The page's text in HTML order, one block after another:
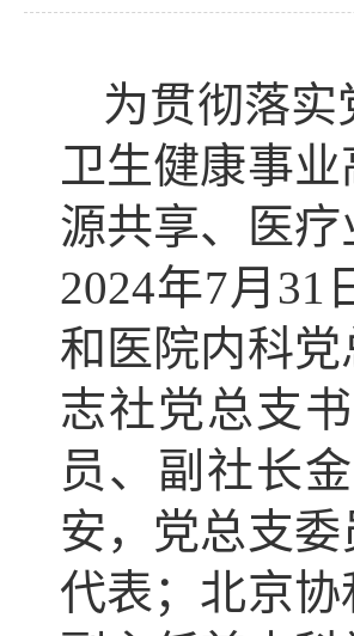
为贯彻落
卫生健康事
源共享、医
2024年7月31
和医院内科
志社党总支
员、副社长
安，党总支
代表；北京